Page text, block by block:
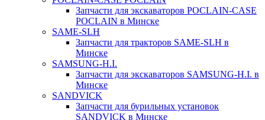
Запчасти для экскаваторов POCLAIN-CASE
POCLAIN в Минске
SAME-SLH
Запчасти для тракторов SAME-SLH в
Минске
SAMSUNG-H.I.
Запчасти для экскаваторов SAMSUNG-H.I. в
Минске
SANDVICK
Запчасти для бурильных установок
SANDVICK в Минске